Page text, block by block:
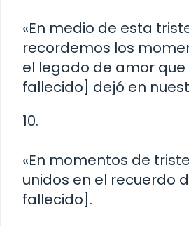
«En medio de esta
recordemos los
el legado de amor
fallecido] dejó en
10.
«En momentos de
unidos en el recuerdo
fallecido].